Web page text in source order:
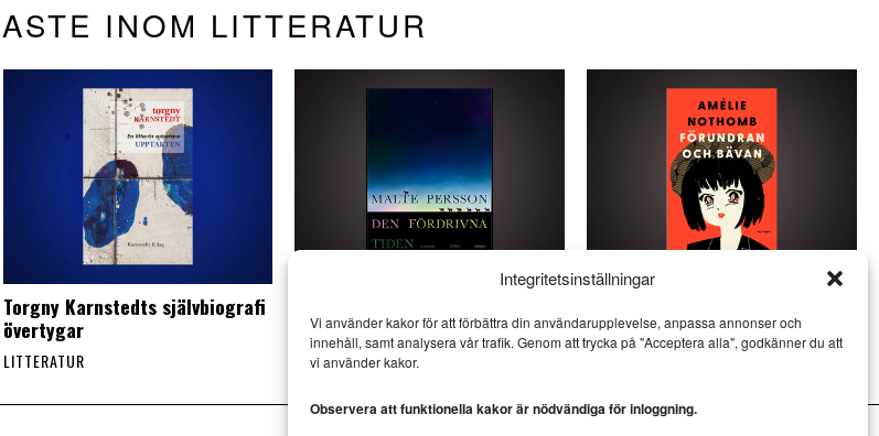
Integritetsinställningar
Vi använder kakor för att förbättra din användarupplevelse, anpassa annonser och
innehåll, samt analysera vår trafik. Genom att trycka på "Acceptera alla", godkänner du att
vi använder kakor.
Observera att funktionella kakor är nödvändiga för inloggning.
INOM LITTERATUR
Torgny Karnstedts självbiografi
övertygar
LITTERATUR
nonsenspoesi
LITTERATUR
kulturkrockar i Japan